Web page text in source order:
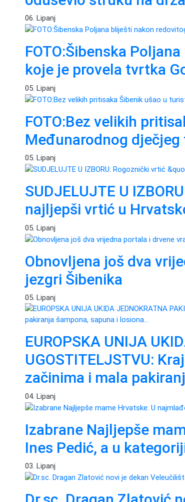
06. Lipanj
FOTO:Šibenska
koje je provela tvrtka
05. Lipanj
FOTO:Bez velikih
Međunarodnog
05. Lipanj
SUDJELUJTE U
najljepši vrtić u
05. Lipanj
Obnovljena još dva
jezgri Šibenika
05. Lipanj
EUROPSKA UNIJA
UGOSTITELJSTVU:
začinima i mala
04. Lipanj
Izabrane Najljepše
Ines Pedić, a u
03. Lipanj